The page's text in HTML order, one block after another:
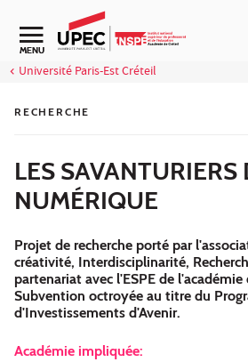
Aller au contenu
Navigation secondaire
MENU
Université Paris-Est Créteil
RECHERCHE
LES SAVANTURIERS
NUMÉRIQUE
Projet de recherche porté par
créativité, Interdisciplinarité,
partenariat avec l'ESPE de
Subvention octroyée au titre du
d'Investissements d'Avenir.
Académie impliquée: